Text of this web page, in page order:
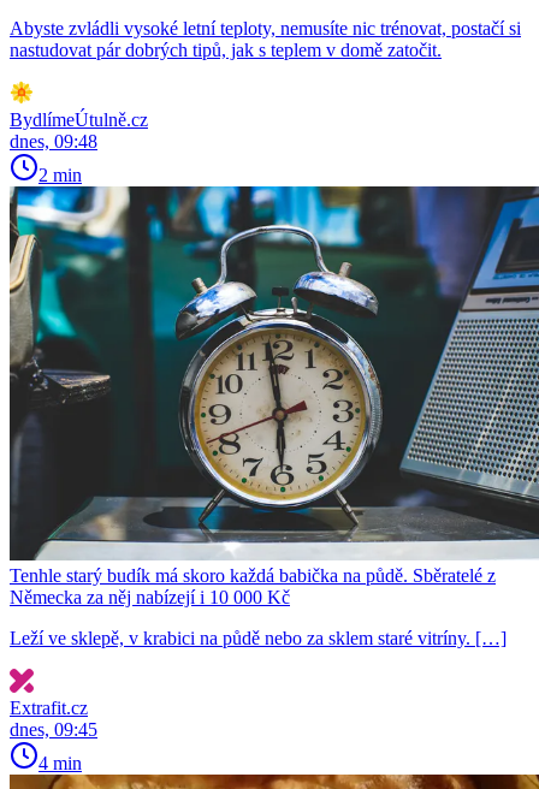
Abyste zvládli vysoké letní teploty, nemusíte nic trénovat, postačí si
nastudovat pár dobrých tipů, jak s teplem v domě zatočit.
BydlímeÚtulně.cz
dnes, 09:48
2 min
Tenhle starý budík má skoro každá babička na půdě. Sběratelé z
Německa za něj nabízejí i 10 000 Kč
Leží ve sklepě, v krabici na půdě nebo za sklem staré vitríny. […]
Extrafit.cz
dnes, 09:45
4 min